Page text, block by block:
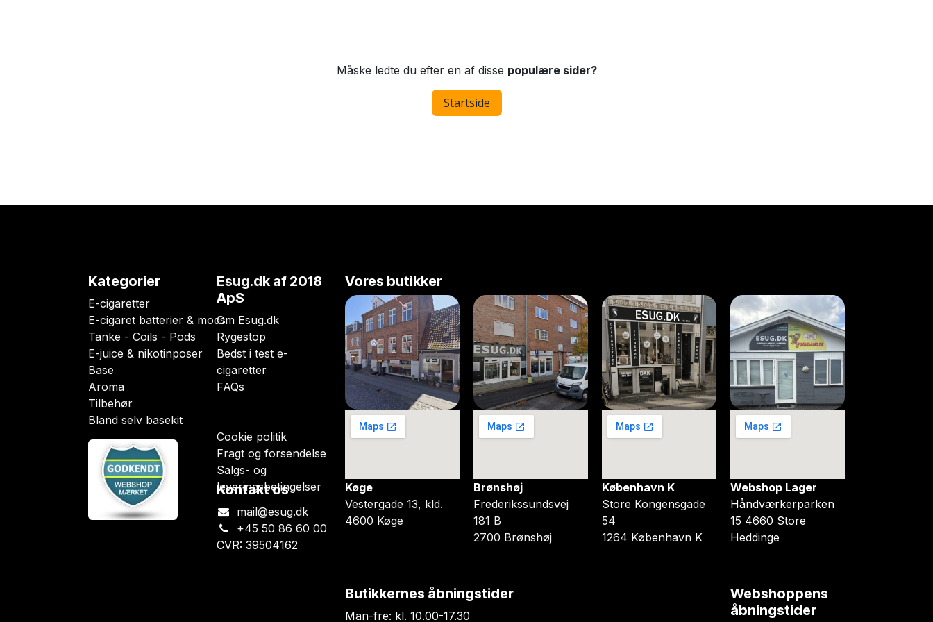
Måske ledte du efter en af disse populære sider?
Startside
Kategorier
E-cigaretter
E-cigaret batterier & mods
Tanke - Coils - Pods
E-juice & nikotinposer
Base
Aroma
Tilbehør
Bland selv basekit
Esug.dkaf 2018
ApS
Om Esug.dk
Rygestop
Bedst i test e-
cigaretter
FAQs
Cookie politik
Fragt og forsendelse
Salgs- og
leveringsbetingelser
Kontakt os
mail@esug.dk
+45 50 86 60 00
CVR: 39504162
Vores butikker
Køge
Vestergade 13, kld.
4600 Køge
Brønshøj
Frederikssundsvej
181 B
2700 Brønshøj
København K
Store Kongensgade
54
1264 København K
Webshop Lager
Håndværkerparken
15 4660 Store
Heddinge
Webshoppens
åbningstider
Butikkernes åbningstider
Man-fre: kl. 10.00-17.30